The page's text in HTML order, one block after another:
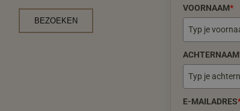
BEZOEKEN
VOORNAAM*
ACHTERNAAM
E-MAILADRES